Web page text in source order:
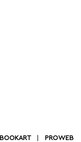
BOOKART| PROWEB